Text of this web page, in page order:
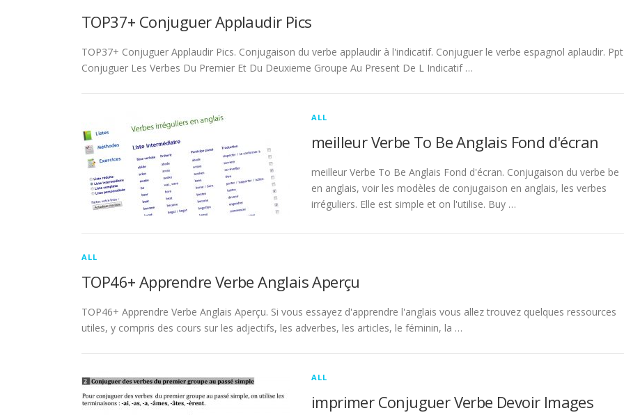
TOP37+ Conjuguer Applaudir Pics
TOP37+ Conjuguer Applaudir Pics. Conjugaison du verbe applaudir à l'indicatif. Conjuguer le verbe espagnol aplaudir. Ppt
Conjuguer Les Verbes Du Premier Et Du Deuxieme Groupe Au Present De L Indicatif …
ALL
meilleur Verbe To Be Anglais Fond d'écran
meilleur Verbe To Be Anglais Fond d'écran. Conjugaison du verbe be
en anglais, voir les modèles de conjugaison en anglais, les verbes
irréguliers. Elle est simple et on l'utilise. Buy …
ALL
TOP46+ Apprendre Verbe Anglais Aperçu
TOP46+ Apprendre Verbe Anglais Aperçu. Si vous essayez d'apprendre l'anglais vous allez trouvez quelques ressources
utiles, y compris des cours sur les adjectifs, les adverbes, les articles, le féminin, la …
ALL
imprimer Conjuguer Verbe Devoir Images